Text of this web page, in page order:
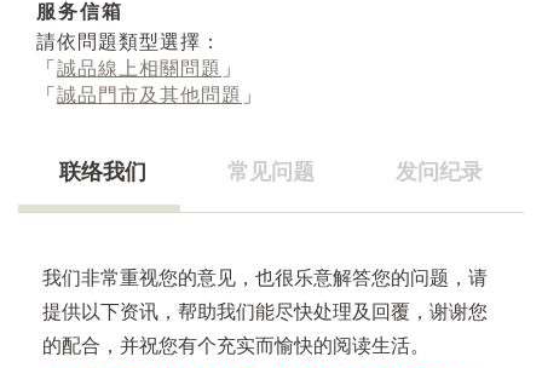
服务信箱
請依問題類型選擇：
「 誠品線上相關問題 」
「 誠品門市及其他問題 」
联络我们 常见问题 发问纪录
我们非常重视您的意见，也很乐意解答您的问题，请
提供以下资讯，帮助我们能尽快处理及回覆，谢谢您
的配合，并祝您有个充实而愉快的阅读生活。